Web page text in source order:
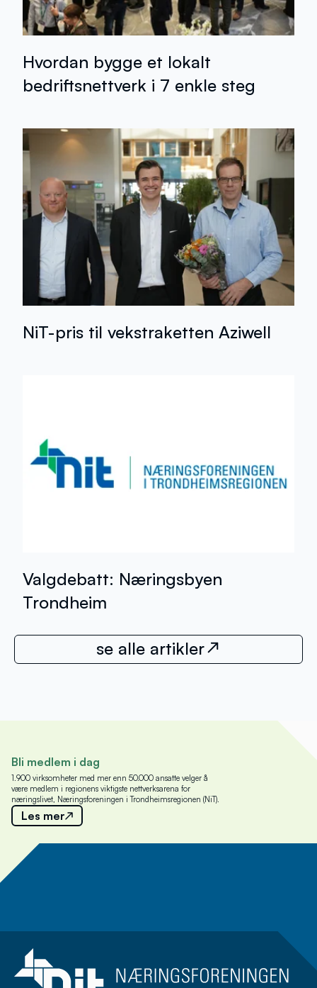
Hvordan bygge et lokalt
bedriftsnettverk i 7 enkle steg
NiT-pris til vekstraketten Aziwell
Valgdebatt: Næringsbyen
Trondheim
se alle artikler
Bli medlem i dag
1.900 virksomheter med mer enn 50.000 ansatte velger å
være medlem i regionens viktigste nettverksarena for
næringslivet, Næringsforeningen i Trondheimsregionen (NiT).
Les mer